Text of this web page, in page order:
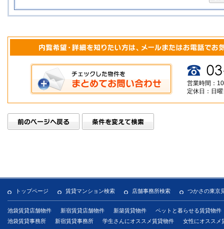
営業時間：
定休日：日
トップページ 賃貸マンション検索 店舗事務所検索 つかさの東京
池袋賃貸店舗物件 新宿賃貸店舗物件 新築賃貸物件
ペットと暮らせる賃貸物件
池袋賃貸事務所
新宿賃貸事務所 学生さんにオススメ賃貸物件 女性にオススメ